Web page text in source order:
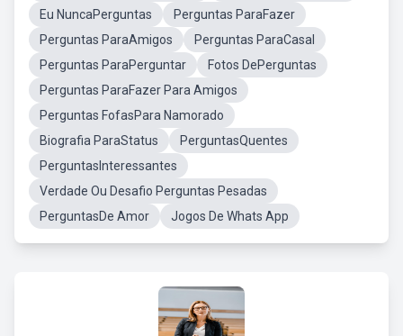
Eu NuncaPerguntas
Perguntas ParaFazer
Perguntas ParaAmigos
Perguntas ParaCasal
Perguntas ParaPerguntar
Fotos DePerguntas
Perguntas ParaFazer Para Amigos
Perguntas FofasPara Namorado
Biografia ParaStatus
PerguntasQuentes
PerguntasInteressantes
Verdade Ou Desafio Perguntas Pesadas
PerguntasDe Amor
Jogos De Whats App